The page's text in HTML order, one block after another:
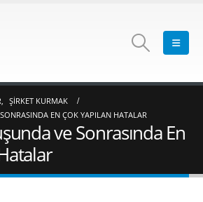
, ŞIRKET KURMAK
EN ÇOK YAPILAN HATALAR
ve Sonrasında En